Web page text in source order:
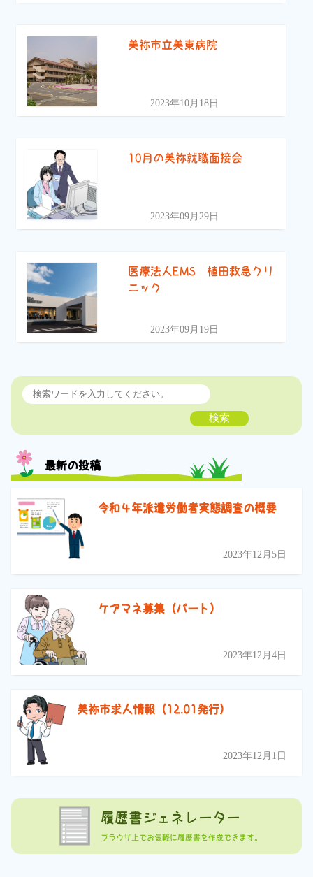
美祢市立美東病院
2023年10月18日
10月の美祢就職面接会
2023年09月29日
医療法人EMS 植田救急クリ
ニック
2023年09月19日
検索
最新の投稿
令和４年派遣労働者実態調査の概要
2023年12月5日
ケアマネ募集（パート）
2023年12月4日
美祢市求人情報（12.01発行）
2023年12月1日
履歴書ジェネレーター
ブラウザ上でお気軽に履歴書を作成できます。